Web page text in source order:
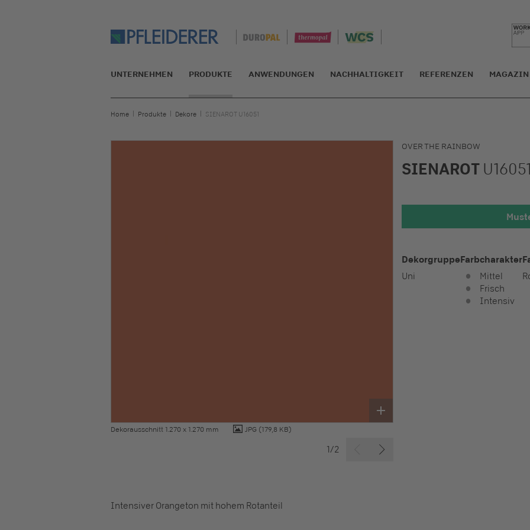
UNTERNEHMEN PRODUKTE ANWENDUNGEN NACHHALTIGKEIT REFERENZEN MAGAZIN
Home Produkte Dekore SIENAROT U16051
Dekorausschnitt 1.270 x 1.270 mm JPG (179,8 KB)
1/2
OVER THE RAINBOW
SIENAROT
Dekorgruppe
Uni
Farbcharakter
Mittel
Frisch
Intensiv
Intensiver Orangeton mit hohem Rotanteil